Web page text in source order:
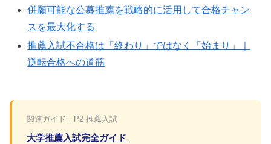
併願可能な公募推薦を戦略的に活用して合格チャン
スを最大化する
推薦入試不合格は「終わり」ではなく「始まり」｜
逆転合格への道筋
関連ガイド｜P2 推薦入試
大学推薦入試完全ガイド